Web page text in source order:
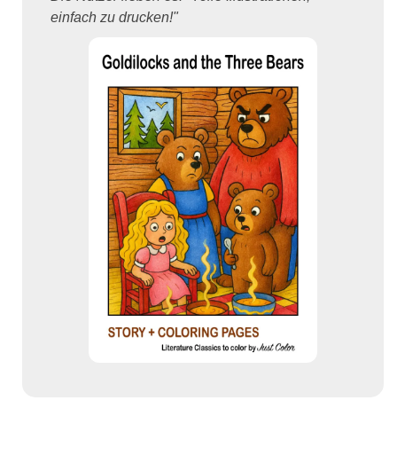
einfach zu drucken!"